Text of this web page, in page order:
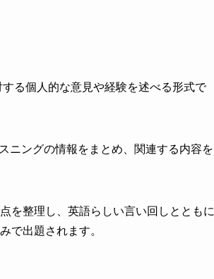
る個人的な意見や経験を述べる形式で
ニングの情報をまとめ、関連する内容を
を整理し、英語らしい言い回しとともに
で出題されます。